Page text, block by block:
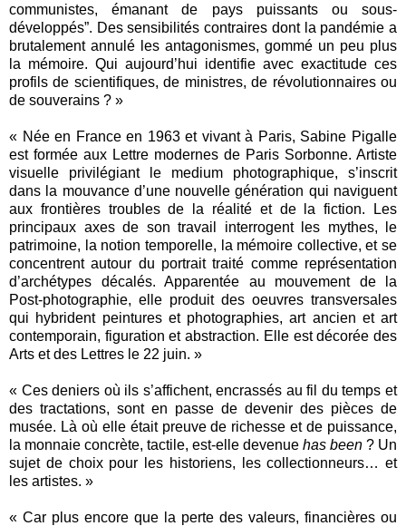
communistes, émanant de pays puissants ou sous-
développés”. Des sensibilités contraires dont la pandémie a
brutalement annulé les antagonismes, gommé un peu plus
la mémoire. Qui aujourd’hui identifie avec exactitude ces
profils de scientifiques, de ministres, de révolutionnaires ou
de souverains ? »
« Née en France en 1963 et vivant à Paris, Sabine Pigalle
est formée aux Lettre modernes de Paris Sorbonne. Artiste
visuelle privilégiant le medium photographique, s’inscrit
dans la mouvance d’une nouvelle génération qui naviguent
aux frontières troubles de la réalité et de la fiction. Les
principaux axes de son travail interrogent les mythes, le
patrimoine, la notion temporelle, la mémoire collective, et se
concentrent autour du portrait traité comme représentation
d’archétypes décalés. Apparentée au mouvement de la
Post-photographie, elle produit des oeuvres transversales
qui hybrident peintures et photographies, art ancien et art
contemporain, figuration et abstraction. Elle est décorée des
Arts et des Lettres le 22 juin. »
« Ces deniers où ils s’affichent, encrassés au fil du temps et
des tractations, sont en passe de devenir des pièces de
musée. Là où elle était preuve de richesse et de puissance,
la monnaie concrète, tactile, est-elle devenue has been ? Un
sujet de choix pour les historiens, les collectionneurs… et
les artistes. »
« Car plus encore que la perte des valeurs, financières ou